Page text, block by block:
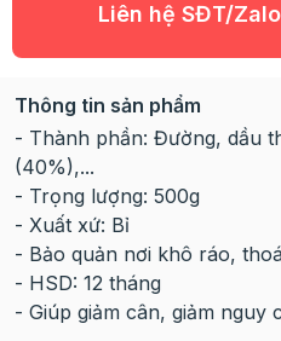
Liên hệ SĐT/
Thông tin sản phẩm
- Thành phần: Đường, dầu
(40%),...
- Trọng lượng: 500g
- Xuất xứ: Bỉ
- Bảo quản nơi khô ráo,
- HSD: 12 tháng
- Giúp giảm cân, giảm nguy